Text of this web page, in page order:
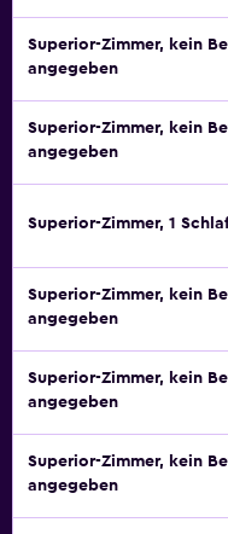
Superior-Zimmer, kein
angegeben
Superior-Zimmer, kein
angegeben
Superior-Zimmer, 1
Superior-Zimmer, kein
angegeben
Superior-Zimmer, kein
angegeben
Superior-Zimmer, kein
angegeben